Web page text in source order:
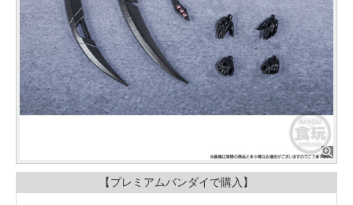
【プレミアムバンダイで購入】